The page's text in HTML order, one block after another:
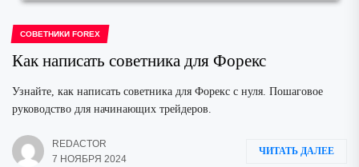
СОВЕТНИКИ FOREX
Как написать советника для Форекс
Узнайте, как написать советника для Форекс с нуля. Пошаговое
руководство для начинающих трейдеров.
REDACTOR
7 НОЯБРЯ 2024
ЧИТАТЬ ДАЛЕЕ